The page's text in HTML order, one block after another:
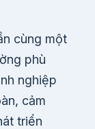
cùng một
phù
nghiệp
cảm
triển